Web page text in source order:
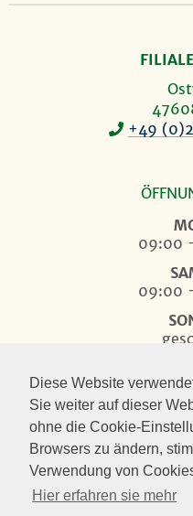
Diese Website
Sie weiter auf dieser
ohne die Cookie-
Browsers zu ändern,
Verwendung von
Hier erfahren sie mehr
+49
09:00
09:00
Folge
©2024